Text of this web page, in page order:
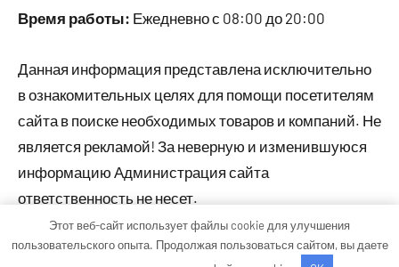
Время работы: Ежедневно с 08:00 до 20:00
Данная информация представлена исключительно
в ознакомительных целях для помощи посетителям
сайта в поиске необходимых товаров и компаний. Не
является рекламой! За неверную и изменившуюся
информацию Администрация сайта
ответственность не несет.
Этот веб-сайт использует файлы cookie для улучшения
пользовательского опыта. Продолжая пользоваться сайтом, вы даете